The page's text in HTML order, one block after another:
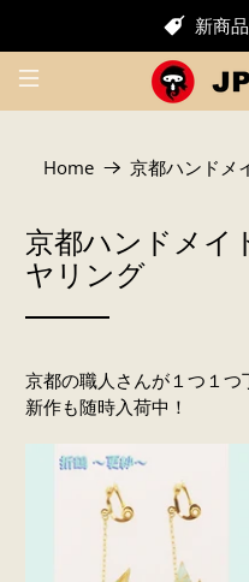
新商
Home 京都ハンドメ
京都ハンドメイ
ヤリング
京都の職人さんが１つ１つ
新作も随時入荷中！